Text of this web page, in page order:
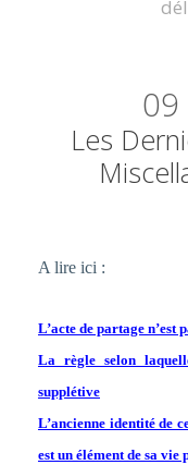
09
Les
A lire ici :
L’acte de partage n’est
La règle selon
supplétive
L’ancienne identité de
est un élément de sa vie